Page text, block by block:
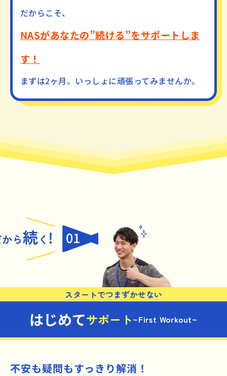
だからこそ、
NASがあなたの”続ける”をサポートしま
す！
まずは2ヶ月。いっしょに頑張ってみませんか。
サポート~First Workout~
はじめて
スタートでつまずかせない
01
不安も疑問もすっきり解消！